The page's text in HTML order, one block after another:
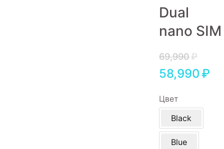
Dual
nano SIM
69,990₽
58,990₽
Цвет
Black
Blue